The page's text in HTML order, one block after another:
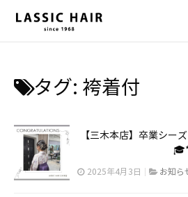
タグ: 袴着付
【三木本店】卒業シー
2025年4月3日 お知ら